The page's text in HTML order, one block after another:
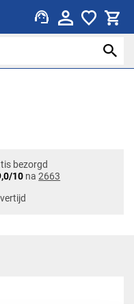
support_agent
bezorgd
10 na2663